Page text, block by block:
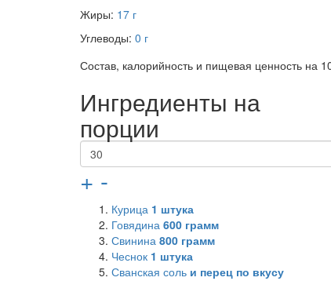
Жиры: 17 г
Углеводы: 0 г
Состав, калорийность и пищевая ценность на
Ингредиенты на
порции
+ -
Курица 1 штука
Говядина 600 грамм
Свинина 800 грамм
Чеснок 1 штука
Сванская соль и перец по вкусу